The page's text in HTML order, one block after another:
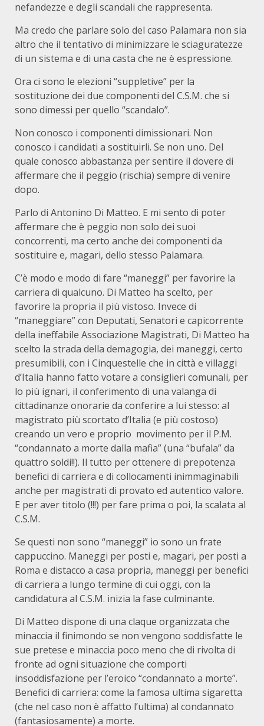
nefandezze e degli scandali che rappresenta.
Ma credo che parlare solo del caso Palamara non sia
altro che il tentativo di minimizzare le sciaguratezze
di un sistema e di una casta che ne è espressione.
Ora ci sono le elezioni “suppletive” per la
sostituzione dei due componenti del C.S.M. che si
sono dimessi per quello “scandalo”.
Non conosco i componenti dimissionari. Non
conosco i candidati a sostituirli. Se non uno. Del
quale conosco abbastanza per sentire il dovere di
affermare che il peggio (rischia) sempre di venire
dopo.
Parlo di Antonino Di Matteo. E mi sento di poter
affermare che è peggio non solo dei suoi
concorrenti, ma certo anche dei componenti da
sostituire e, magari, dello stesso Palamara.
C’è modo e modo di fare “maneggi” per favorire la
carriera di qualcuno. Di Matteo ha scelto, per
favorire la propria il più vistoso. Invece di
“maneggiare” con Deputati, Senatori e capicorrente
della ineffabile Associazione Magistrati, Di Matteo ha
scelto la strada della demagogia, dei maneggi, certo
presumibili, con i Cinquestelle che in città e villaggi
d’Italia hanno fatto votare a consiglieri comunali, per
lo più ignari, il conferimento di una valanga di
cittadinanze onorarie da conferire a lui stesso: al
magistrato più scortato d’Italia (e più costoso)
creando un vero e proprio movimento per il P.M.
“condannato a morte dalla mafia” (una “bufala” da
quattro soldi!!). Il tutto per ottenere di prepotenza
benefici di carriera e di collocamenti inimmaginabili
anche per magistrati di provato ed autentico valore.
E per aver titolo (!!!) per fare prima o poi, la scalata al
C.S.M.
Se questi non sono “maneggi” io sono un frate
cappuccino. Maneggi per posti e, magari, per posti a
Roma e distacco a casa propria, maneggi per benefici
di carriera a lungo termine di cui oggi, con la
candidatura al C.S.M. inizia la fase culminante.
Di Matteo dispone di una claque organizzata che
minaccia il finimondo se non vengono soddisfatte le
sue pretese e minaccia poco meno che di rivolta di
fronte ad ogni situazione che comporti
insoddisfazione per l’eroico “condannato a morte”.
Benefici di carriera: come la famosa ultima sigaretta
(che nel caso non è affatto l’ultima) al condannato
(fantasiosamente) a morte.